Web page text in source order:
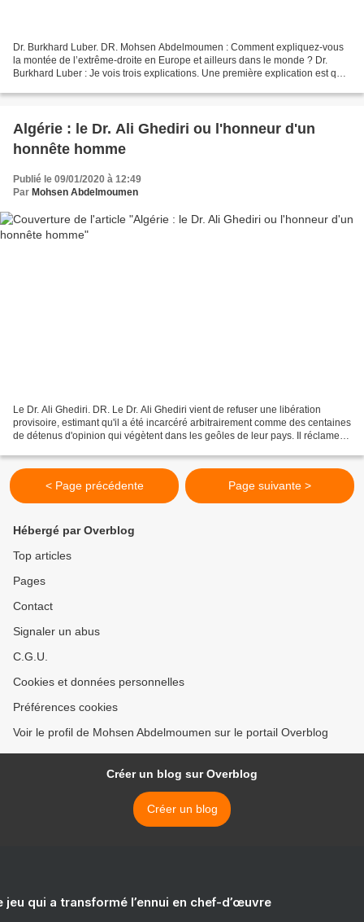
Dr. Burkhard Luber. DR. Mohsen Abdelmoumen : Comment expliquez-vous
la montée de l’extrême-droite en Europe et ailleurs dans le monde ? Dr.
Burkhard Luber : Je vois trois explications. Une première explication est que
Algérie : le Dr. Ali Ghediri ou l'honneur d'un
honnête homme
Publié le 09/01/2020 à 12:49
Par Mohsen Abdelmoumen
Le Dr. Ali Ghediri. DR. Le Dr. Ali Ghediri vient de refuser une libération
provisoire, estimant qu'il a été incarcéré arbitrairement comme des centaines
de détenus d'opinion qui végètent dans les geôles de leur pays. Il réclame
< Page précédente Page suivante >
Hébergé par Overblog
Top articles
Pages
Contact
Signaler un abus
C.G.U.
Cookies et données personnelles
Préférences cookies
Voir le profil de Mohsen Abdelmoumen sur le portail Overblog
Créer un blog sur Overblog
Créer un blog
jeu qui a transformé l’ennui en chef-d’œuvre